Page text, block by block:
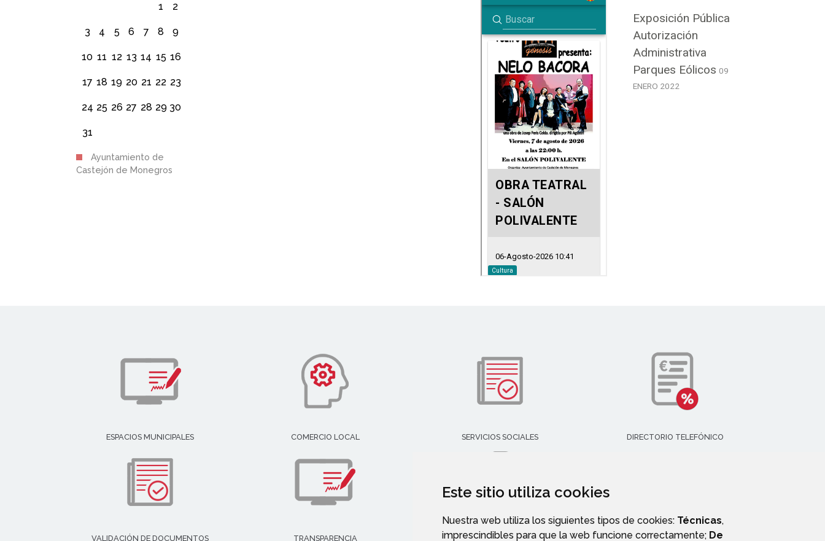
Este sitio utiliza cookies
Nuestra web utiliza los siguientes tipos de cookies: Técnicas,
imprescindibles para que la web funcione correctamente; De
1 2
3 4 5 6 7 8 9
10 11 12 13 14 15 16
17 18 19 20 21 22 23
24 25 26 27 28 29 30
31
Ayuntamiento de
Castejón de Monegros
Exposición Pública
Autorización
Administrativa
Parques Eólicos 09
ENERO 2022
ESPACIOS MUNICIPALES COMERCIO LOCAL SERVICIOS SOCIALES DIRECTORIO TELEFÓNICO
VALIDACIÓN DE DOCUMENTOS TRANSPARENCIA PERFIL DEL CONTRATANTE